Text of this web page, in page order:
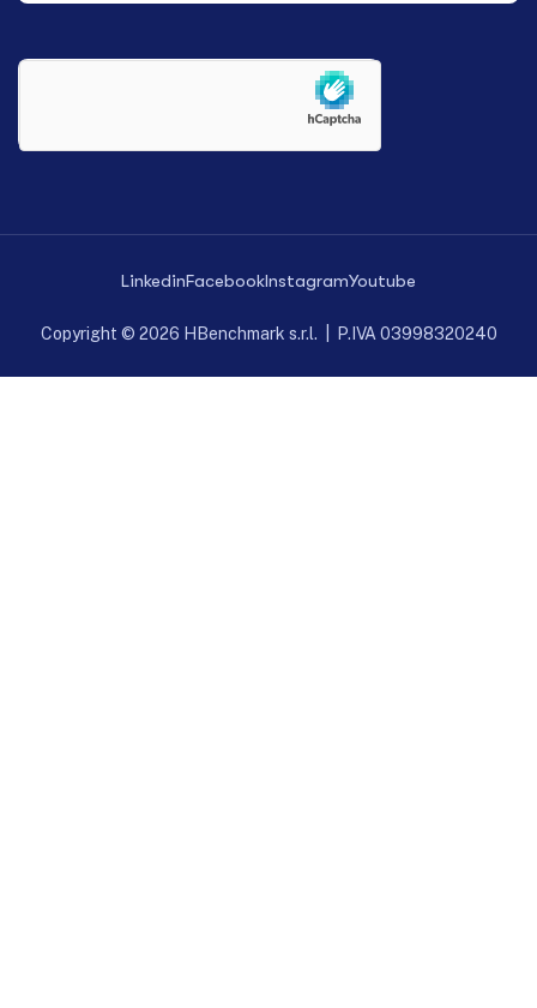
LinkedinFacebookInstagramYoutube
Copyright © 2026 HBenchmark s.r.l. | P.IVA 03998320240